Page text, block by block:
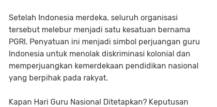
Setelah Indonesia merdeka, seluruh organisasi
tersebut melebur menjadi satu kesatuan bernama
PGRI. Penyatuan ini menjadi simbol perjuangan guru
Indonesia untuk menolak diskriminasi kolonial dan
memperjuangkan kemerdekaan pendidikan nasional
yang berpihak pada rakyat.
Kapan Hari Guru Nasional Ditetapkan? Keputusan